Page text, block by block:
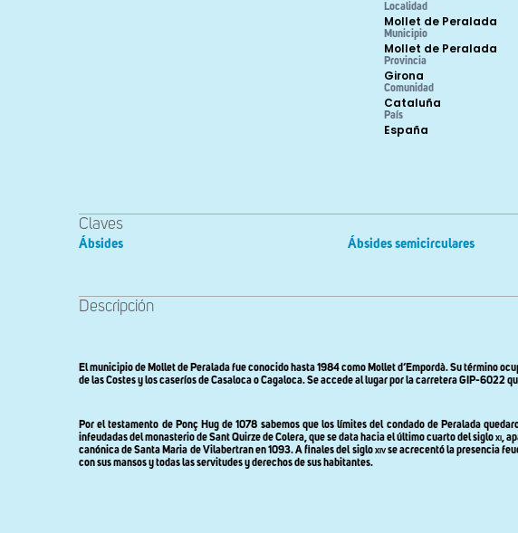
Localidad
Mollet de Peralada
Municipio
Mollet de Peralada
Provincia
Girona
Comunidad
Cataluña
País
España
Claves
Ábsides Ábsides semicirculares
Descripción
El municipio de Molletde Peralada fue conocido hasta 1984 como Mollet d’Empordà. Su término
de las Costes y los caseríos de Casaloca o Cagaloca. Se accede al lugar por la carretera GIP-6022
Por el testamento de Ponç Hug de 1078 sabemos que los límites del condado de Peralada
infeudadas del monasterio de Sant Quirze de Colera, que se data hacia el último cuarto del sigloxi,
canónica de Santa Maria de Vilabertran en 1093. A finales del sigloxivse acrecentó la presencia
con sus mansos y todas las servitudes y derechos de sus habitantes.